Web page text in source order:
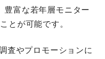
豊富な若年層モニター
とが可能です。
査やプロモーションに